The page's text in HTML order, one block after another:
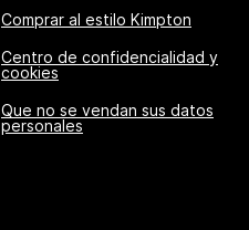
Comprar al estilo Kimpton
Centro de confidencialidad y
cookies
Que no se vendan sus datos
personales